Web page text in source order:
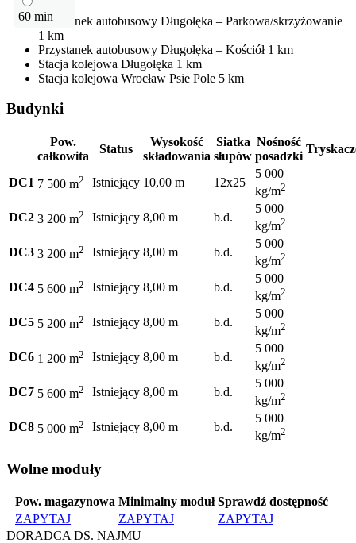
60 minPrzystanek autobusowy Długołęka – Parkowa/skrzyżowanie
1 km
Przystanek autobusowy Długołęka – Kościół 1 km
Stacja kolejowa Długołęka 1 km
Stacja kolejowa Wrocław Psie Pole 5 km
Budynki
Pow.
całkowita
Status
Wysokość
składowania
Siatka
słupów
Nośność
posadzki
DC1 7 500 m2 Istniejący 10,00 m 12x25
5 000
kg/m2
DC2 3 200 m2 Istniejący 8,00 m b.d.
5 000
kg/m2
DC3 3 200 m2 Istniejący 8,00 m b.d.
5 000
kg/m2
DC4 5 600 m2 Istniejący 8,00 m b.d.
5 000
kg/m2
DC5 5 200 m2 Istniejący 8,00 m b.d.
5 000
kg/m2
DC6 1 200 m2 Istniejący 8,00 m b.d.
5 000
kg/m2
DC7 5 600 m2 Istniejący 8,00 m b.d.
5 000
kg/m2
DC8 5 000 m2 Istniejący 8,00 m b.d.
5 000
kg/m2
Wolne moduły
Pow. magazynowa Minimalny moduł Sprawdź dostępność
ZAPYTAJ
ZAPYTAJ
ZAPYTAJ
DORADCA DS. NAJMU